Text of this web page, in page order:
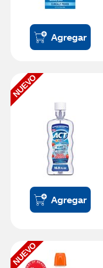
Agregar
NUEVO
Agregar
NUEVO